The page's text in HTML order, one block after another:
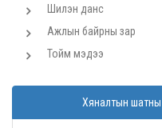
Шилэн данс
Ажлын байрны зар
Тойм мэдээ
Хяналтын шатны